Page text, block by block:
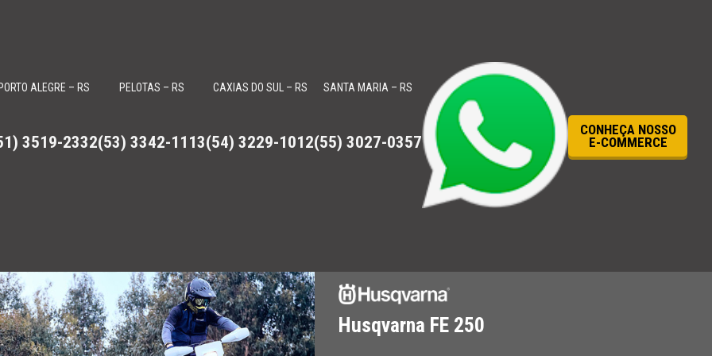
PORTO ALEGRE – RS
3519-2332
PELOTAS – RS
(53) 3342-1113
CAXIAS DO SUL – RS
(54) 3229-1012
SANTA MARIA – RS
(55) 3027-0357
CONHEÇA NOSSO
E-COMMERCE
Husqvarna FE 250